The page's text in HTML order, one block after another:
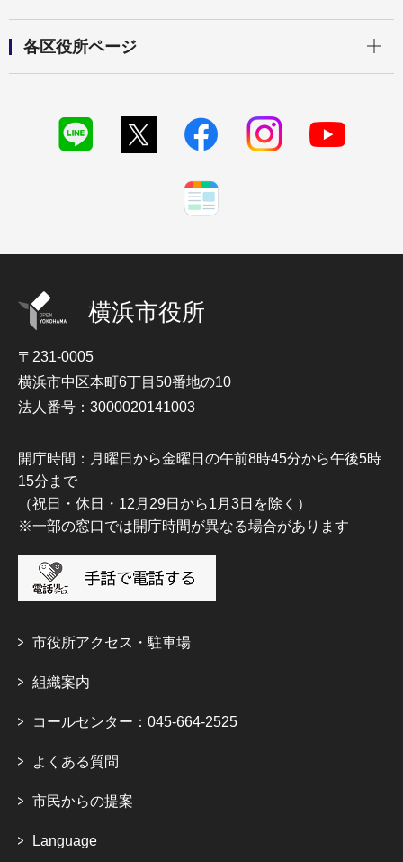
各区役所ページ
横浜市役所
〒231-0005
横浜市中区本町6丁目50番地の10
法人番号：3000020141003
開庁時間：月曜日から金曜日の午前8時45分から午後5時
15分まで
（祝日・休日・12月29日から1月3日を除く）
※一部の窓口では開庁時間が異なる場合があります
市役所アクセス・駐車場
組織案内
コールセンター：045-664-2525
よくある質問
市民からの提案
Language